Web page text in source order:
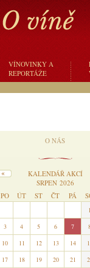
VÍNOVINKY A
REPORTÁŽE
O NÁS
KALENDÁŘ AKCÍ
SRPEN 2026
PO
ÚT ST ČT PÁ
1
3
4 5 6 7
10
11 12 13 14
17
18 19 20 21